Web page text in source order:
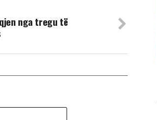
nga tregu të